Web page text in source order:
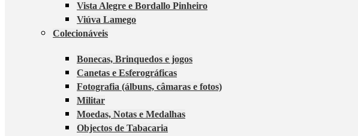
Vista Alegre e Bordallo Pinheiro
Viúva Lamego
Colecionáveis
Bonecas, Brinquedos e jogos
Canetas e Esferográficas
Fotografia (álbuns, câmaras e fotos)
Militar
Moedas, Notas e Medalhas
Objectos de Tabacaria